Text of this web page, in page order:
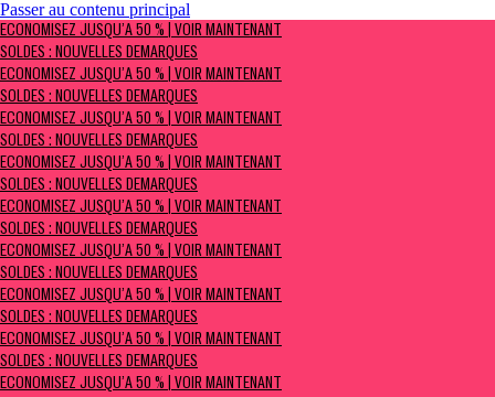
Passer au contenu principal
ÉCONOMISEZ JUSQU’À 50 % | Voir maintenant
Soldes : NOUVELLES DÉMARQUES
ÉCONOMISEZ JUSQU’À 50 % | VOIR MAINTENANT
SOLDES : NOUVELLES DÉMARQUES
ÉCONOMISEZ JUSQU’À 50 % | VOIR MAINTENANT
SOLDES : NOUVELLES DÉMARQUES
ÉCONOMISEZ JUSQU’À 50 % | VOIR MAINTENANT
SOLDES : NOUVELLES DÉMARQUES
ÉCONOMISEZ JUSQU’À 50 % | VOIR MAINTENANT
SOLDES : NOUVELLES DÉMARQUES
ÉCONOMISEZ JUSQU’À 50 % | VOIR MAINTENANT
SOLDES : NOUVELLES DÉMARQUES
ÉCONOMISEZ JUSQU’À 50 % | VOIR MAINTENANT
SOLDES : NOUVELLES DÉMARQUES
ÉCONOMISEZ JUSQU’À 50 % | VOIR MAINTENANT
SOLDES : NOUVELLES DÉMARQUES
ÉCONOMISEZ JUSQU’À 50 % | VOIR MAINTENANT
SOLDES : NOUVELLES DÉMARQUES
ÉCONOMISEZ JUSQU’À 50 % | VOIR MAINTENANT